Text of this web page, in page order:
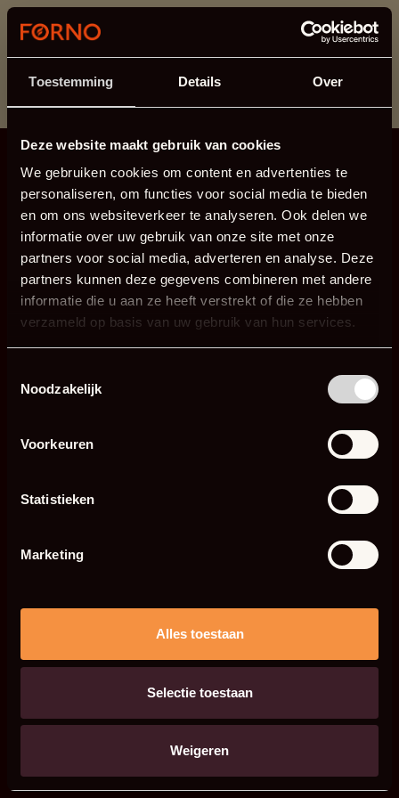
Toestemming Details Over
Deze website maakt gebruik van cookies
We gebruiken cookies om content en advertenties te
personaliseren, om functies voor social media te bieden
en om ons websiteverkeer te analyseren. Ook delen we
informatie over uw gebruik van onze site met onze
partners voor social media, adverteren en analyse. Deze
partners kunnen deze gegevens combineren met andere
informatie die u aan ze heeft verstrekt of die ze hebben
verzameld op basis van uw gebruik van hun services.
Noodzakelijk
Voorkeuren
Statistieken
Marketing
Alles toestaan
Selectie toestaan
Weigeren
Cette section est actuellement en maintenance.
Si vous manquez des informations, vous pouvez nous
appeler au +31 413 395 295 ou nous envoyer un e-